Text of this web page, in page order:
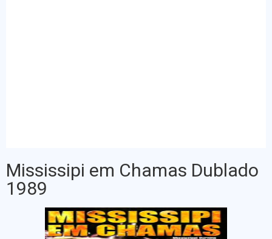
Mississipi em Chamas Dublado
1989